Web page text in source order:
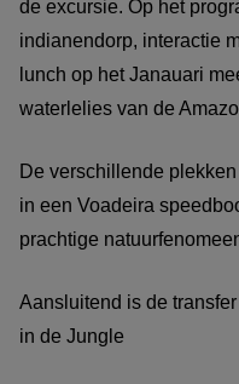
de excursie. Op het
indianendorp, interactie
lunch op het Janauari
waterlelies van de
De verschillende
in een Voadeira
prachtige
Aansluitend is de
in de Jungle